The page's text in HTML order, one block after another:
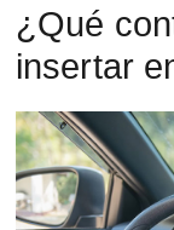
¿Qué
insertar